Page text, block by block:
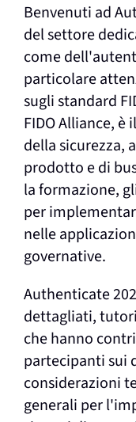
Benvenuti ad
del settore
come
particolare
sugli standard
FIDO Alliance, è
della sicurezza,
prodotto e di
la formazione,
per
nelle
governative.
Authenticate
dettagliati,
che hanno
partecipanti sui
considerazioni
generali per